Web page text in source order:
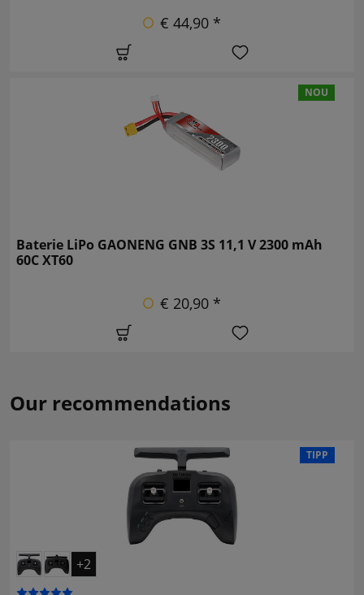
€ 44,90 *
NOU
Baterie LiPo GAONENG GNB 3S 11,1 V 2300 mAh
60C XT60
€ 20,90 *
Our recommendations
TIPP
+2